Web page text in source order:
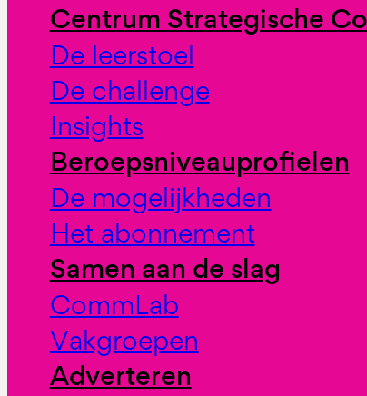
Centrum Strategische
De leerstoel
De challenge
Insights
Beroepsniveauprofielen
De mogelijkheden
Het abonnement
Samen aan de slag
CommLab
Vakgroepen
Adverteren